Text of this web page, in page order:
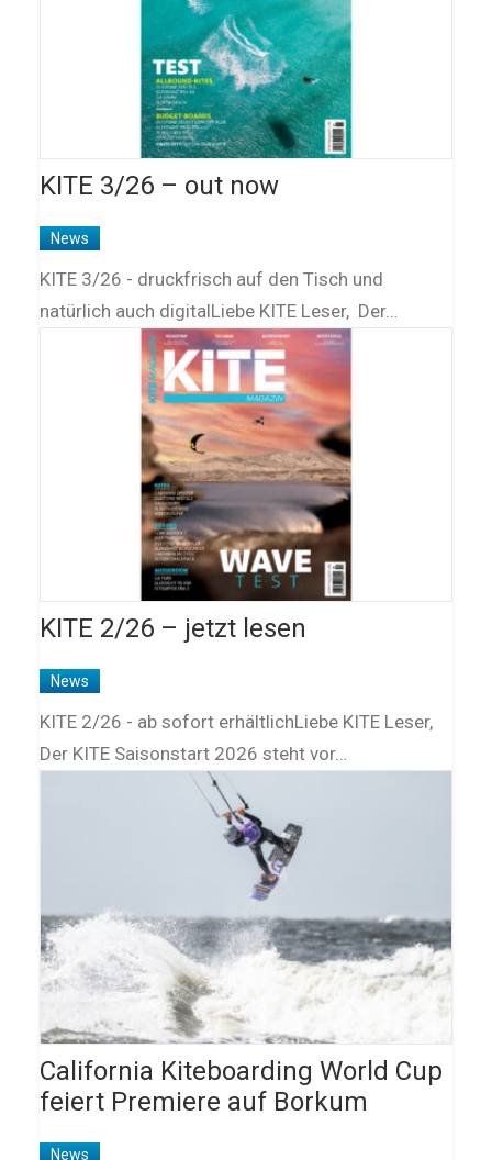
KITE 3/26 – out now
News
KITE 3/26 - druckfrisch auf den Tisch und
natürlich auch digitalLiebe KITE Leser, Der…
KITE 2/26 – jetzt lesen
News
KITE 2/26 - ab sofort erhältlichLiebe KITE Leser,
Der KITE Saisonstart 2026 steht vor…
California Kiteboarding World Cup
feiert Premiere auf Borkum
News